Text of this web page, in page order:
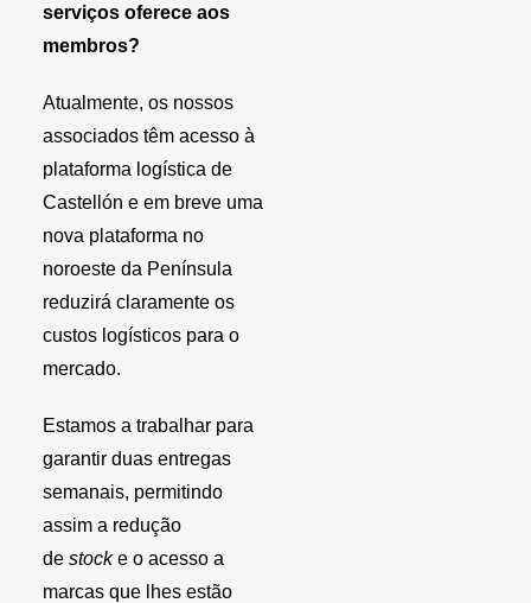
serviços oferece aos
membros?
Atualmente, os nossos
associados têm acesso à
plataforma logística de
Castellón e em breve uma
nova plataforma no
noroeste da Península
reduzirá claramente os
custos logísticos para o
mercado.
Estamos a trabalhar para
garantir duas entregas
semanais, permitindo
assim a redução
destocke o acesso a
marcas que lhes estão